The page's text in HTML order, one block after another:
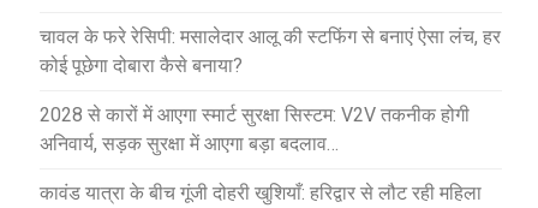
चावल के फरे रेसिपी: मसालेदार आलू की स्टफिंग से बनाएं ऐसा लंच, हर
कोई पूछेगा दोबारा कैसे बनाया?
2028 से कारों में आएगा स्मार्ट सुरक्षा सिस्टम: V2V तकनीक होगी
अनिवार्य, सड़क सुरक्षा में आएगा बड़ा बदलाव…
कावंड यात्रा के बीच गूंजी दोहरी खुशियाँ: हरिद्वार से लौट रही महिला